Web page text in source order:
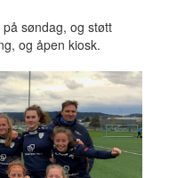
søndag, og støtt
og åpen kiosk.